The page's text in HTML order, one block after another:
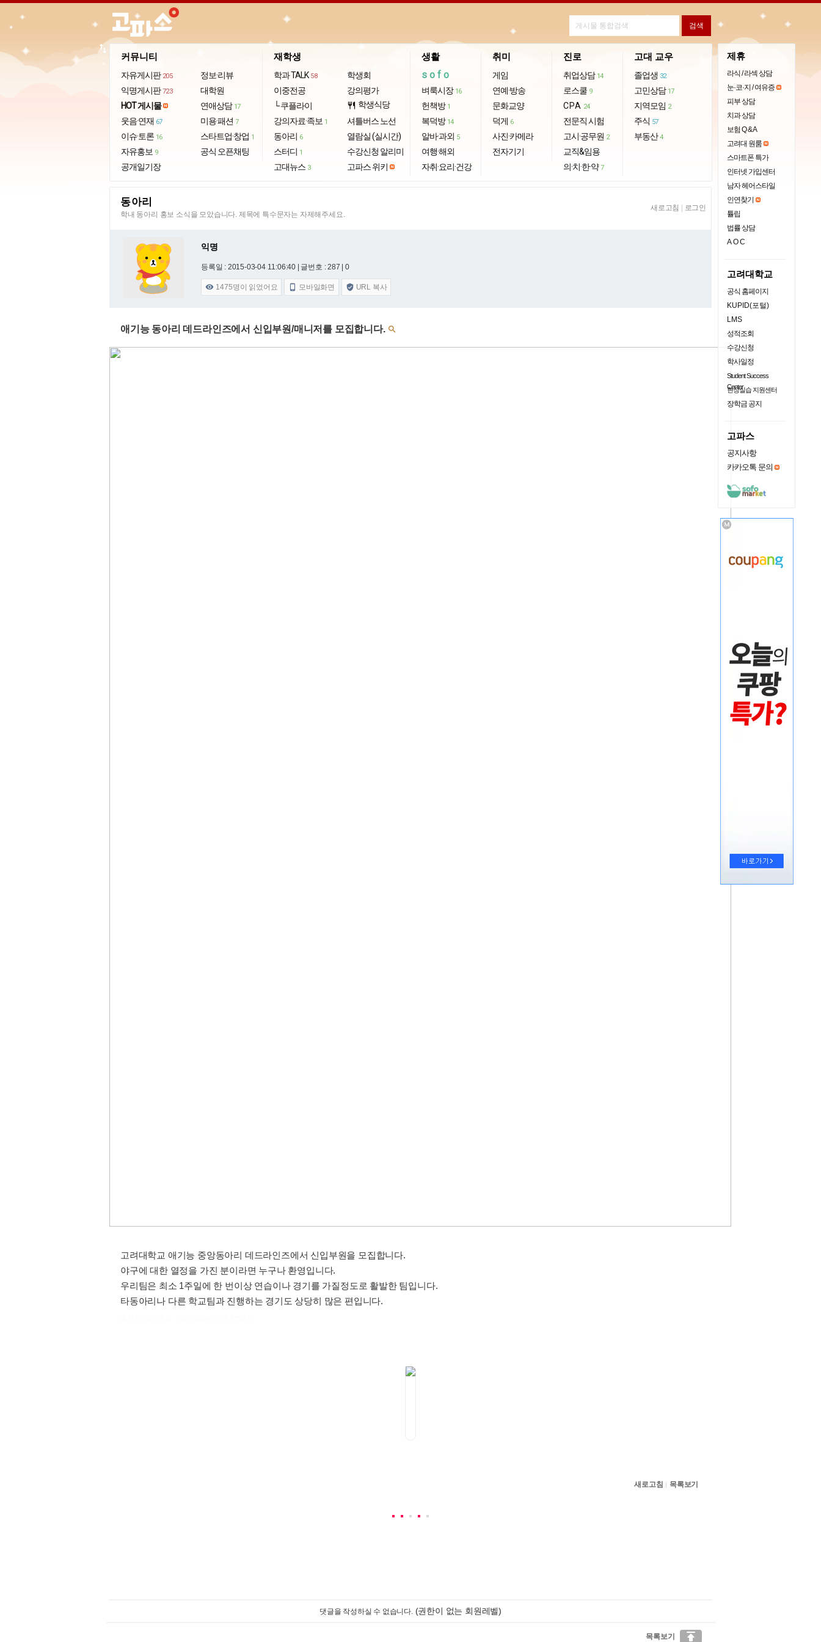
커뮤니티
자유게시판 205
익명게시판 723
HOT 게시물
웃음·연재 67
이슈·토론 16
자유홍보 9
공개일기장
정보·리뷰
대학원
연애상담 17
미용·패션 7
스타트업·창업 1
공식 오픈채팅
재학생
학과 TALK 58
이중전공
└ 쿠플라이
강의자료·족보 1
동아리 6
스터디 1
고대뉴스 3
학생회
강의평가
restaurant 학생식당
셔틀버스 노선
열람실 (실시간)
수강신청 알리미
고파스 위키
생활
sofo
벼룩시장 16
헌책방 1
복덕방 14
알바·과외 5
여행·해외
자취·요리·건강
취미
게임
연예·방송
문화교양
덕게 6
사진·카메라
전자기기
진로
취업상담 14
로스쿨 9
CPA 24
전문직 시험
고시·공무원 2
교직&임용
의·치·한·약 7
고대 교우
졸업생 32
고민상담 17
지역모임 2
주식 57
부동산 4
import_export
동아리
학내 동아리 홍보 소식을 모았습니다. 제목에 특수문자는 자제해주세요.
새로고침 로그인
익명
등록일 : 2015-03-04 11:06:40 | 글번호 : 287 | 0
 1475명이 읽었어요  모바일화면  URL 복사
애기능 동아리 데드라인즈에서 신입부원/매니저를 모집합니다. 
고려대학교 애기능 중앙동아리 데드라인즈에서 신입부원을 모집합니다.
야구에 대한 열정을 가진 분이라면 누구나 환영입니다.
우리팀은 최소 1주일에 한 번이상 연습이나 경기를 가질정도로 활발한 팀입니다.
타동아리나 다른 학교팀과 진행하는 경기도 상당히 많은 편입니다.
새로고침 | 목록보기
댓글을 작성하실 수 없습니다. (권한이 없는 회원레벨)
목록보기 
제휴
라식 / 라섹 상담
눈·코·지 / 여유증
피부 상담
치과 상담
보험 Q & A
고려대 원룸
스마트폰 특가
인터넷 가입센터
남자 헤어스타일
인연찾기
튤립
법률 상담
AOC
고려대학교
공식 홈페이지
KUPID(포털)
LMS
성적조회
수강신청
학사일정
Student Success
Center
현장실습 지원센터
장학금 공지
고파스
공지사항
카카오톡 문의